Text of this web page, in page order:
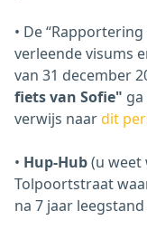
• De
verleende visums
van 31 december
fiets van Sofie"
verwijs naardit
• Hup-Hub(u weet
Tolpoortstraat
na 7 jaar